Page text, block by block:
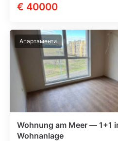
€ 40000
Апартаменти
Wohnung am Meer — 1+1
Wohnanlage